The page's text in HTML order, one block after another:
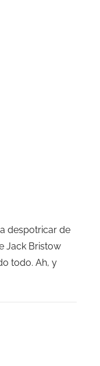
despotricar de
Jack Bristow
todo. Ah, y